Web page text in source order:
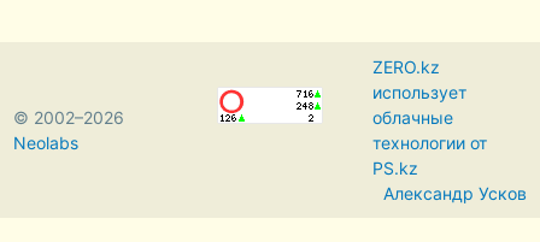
© 2002–2026
Neolabs
ZERO.kz
использует
облачные
технологии от
PS.kz
Александр Усков